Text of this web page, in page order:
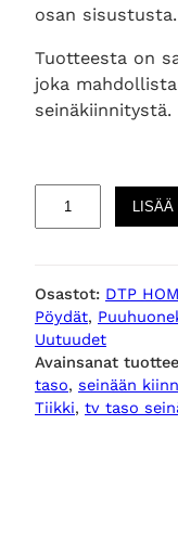
osan sisustusta.
Tuotteesta on
joka
seinäkiinnitystä.
u
i
n
e
n
Osastot: DTP
Pöydät,
Uutuudet
Avainsanat
taso, seinään
Tiikki, tv taso